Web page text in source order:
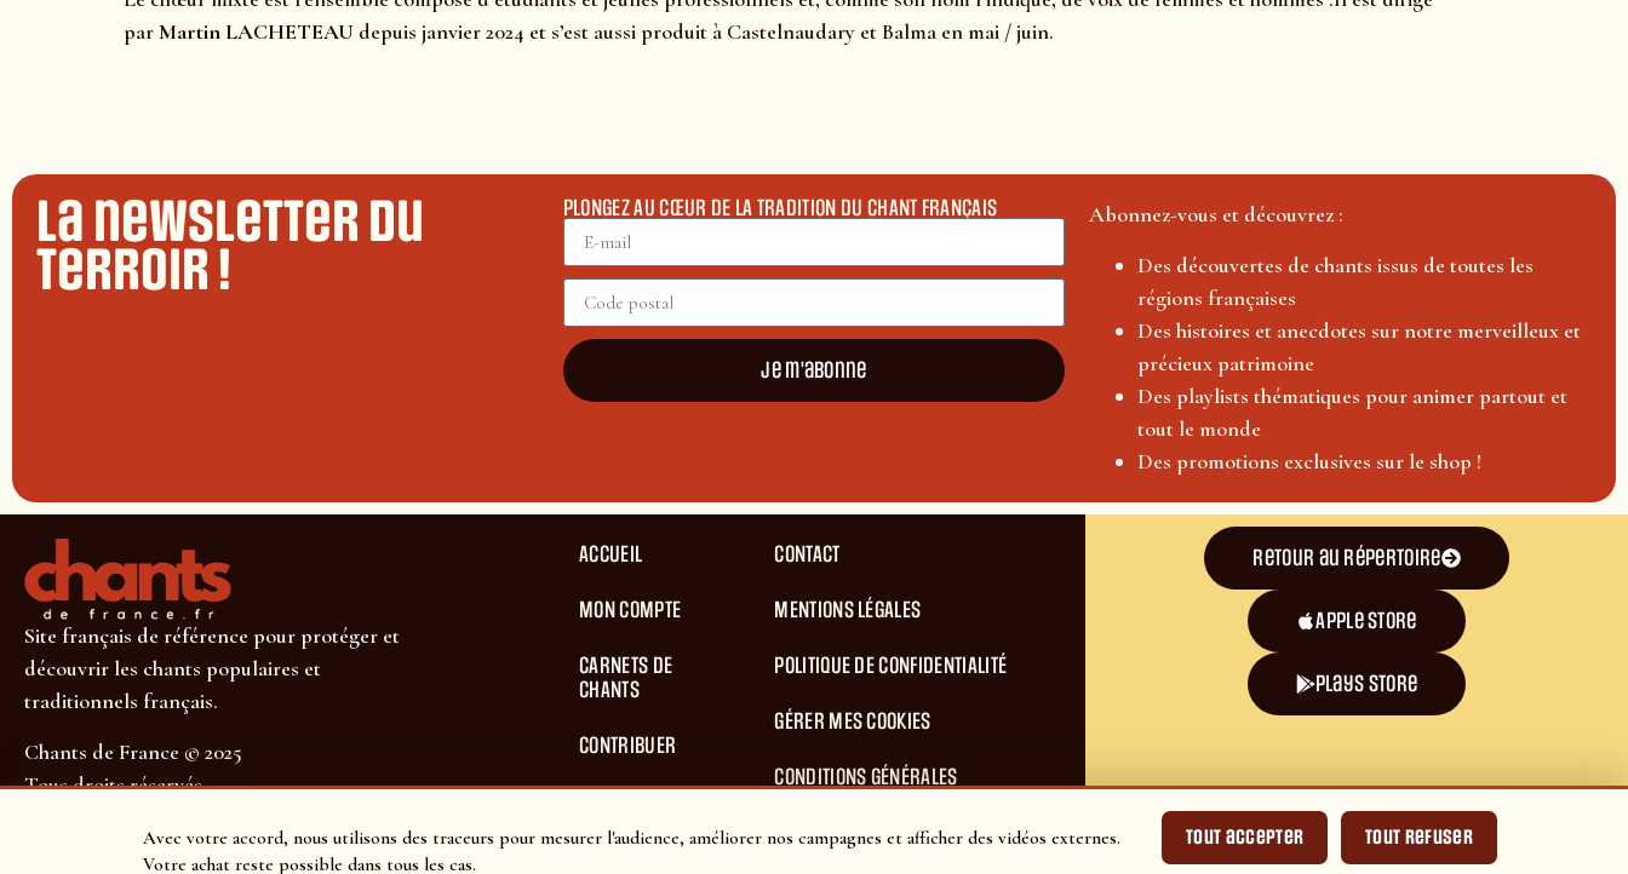
Avec votre accord, nous utilisons des traceurs pour mesurer l'audience, améliorer nos campagnes et afficher des vidéos externes.
Votre achat reste possible dans tous les cas.
Tout accepter Tout refuser
parMartin LACHETEAU depuis janvier 2024 et s’est aussi produit à Castelnaudary et Balma en mai / juin.
La newsletter du
terroir !
PLONGEZ AU CŒUR DE LA TRADITION DU CHANT FRANÇAIS
Je m'abonne
Abonnez-vous et découvrez :
Des découvertes de chants issus de toutes les
régions françaises
Des histoires et anecdotes sur notre merveilleux et
précieux patrimoine
Des playlists thématiques pour animer partout et
tout le monde
Des promotions exclusives sur le shop !
Site français de référence pour protéger et
découvrir les chants populaires et
traditionnels français.
Chants de France © 2025
Tous droits réservés
SUIVEZ-NOUS POUR NE RIEN MANQUER !
ACCUEIL
MON COMPTE
CARNETS DE
CHANTS
CONTRIBUER
CONTACT
MENTIONS LÉGALES
POLITIQUE DE CONFIDENTIALITÉ
GÉRER MES COOKIES
CONDITIONS GÉNÉRALES
CONDITIONS GÉNÉRALES DE VENTES
Retour au répertoire
Apple Store
plays store